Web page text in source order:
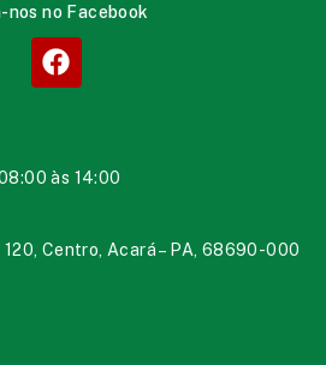
nos no Facebook
às 14:00
120, Centro, Acará – PA, 68690-000